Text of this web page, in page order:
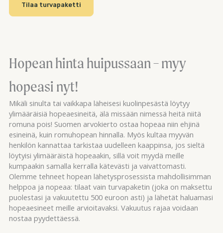
Tilaa turvapaketti
Hopean hinta huipussaan – myy
hopeasi nyt!
Mikäli sinulta tai vaikkapa läheisesi kuolinpesästä löytyy
ylimääräisiä hopeaesineitä, älä missään nimessä heitä niitä
romuna pois! Suomen arvokierto ostaa hopeaa niin ehjinä
esineinä, kuin romuhopean hinnalla. Myös kultaa myyvän
henkilön kannattaa tarkistaa uudelleen kaappinsa, jos sieltä
löytyisi ylimääräistä hopeaakin, sillä voit myydä meille
kumpaakin samalla kerralla kätevästi ja vaivattomasti.
Olemme tehneet hopean lähetysprosessista mahdollisimman
helppoa ja nopeaa: tilaat vain turvapaketin (joka on maksettu
puolestasi ja vakuutettu 500 euroon asti) ja lähetät haluamasi
hopeaesineet meille arvioitavaksi. Vakuutus rajaa voidaan
nostaa pyydettäessä.